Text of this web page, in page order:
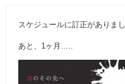
スケジュールに訂正がありま
あと、1ヶ月…..